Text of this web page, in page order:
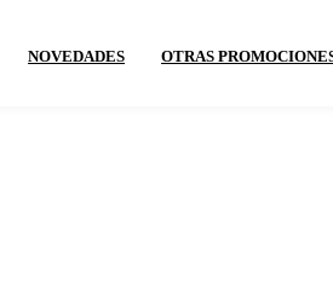
NOVEDADES OTRAS